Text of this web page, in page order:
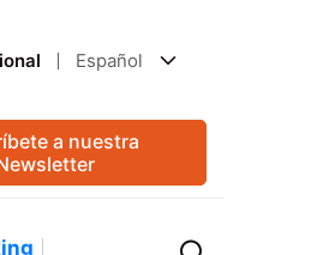
Español
a nuestra